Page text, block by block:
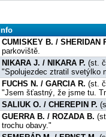
Info
CUMISKEY B. / SHERIDAN
parkoviště.
NIKARA J. / NIKARA P. (st.
"Spolujezdec ztratil svetýlko
FUCHS N. / GARCIA R. (st.
"Jsem šťastný, že jsme tu.
SALIUK O. / CHEREPIN P.
GUERRA B. / ROZADA B.
trochu obavy."